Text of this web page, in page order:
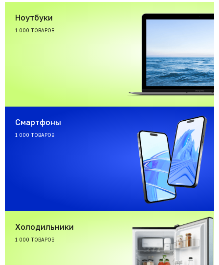
Ноутбуки
1 000 ТОВАРОВ
Смартфоны
1 000 ТОВАРОВ
Холодильники
1 000 ТОВАРОВ